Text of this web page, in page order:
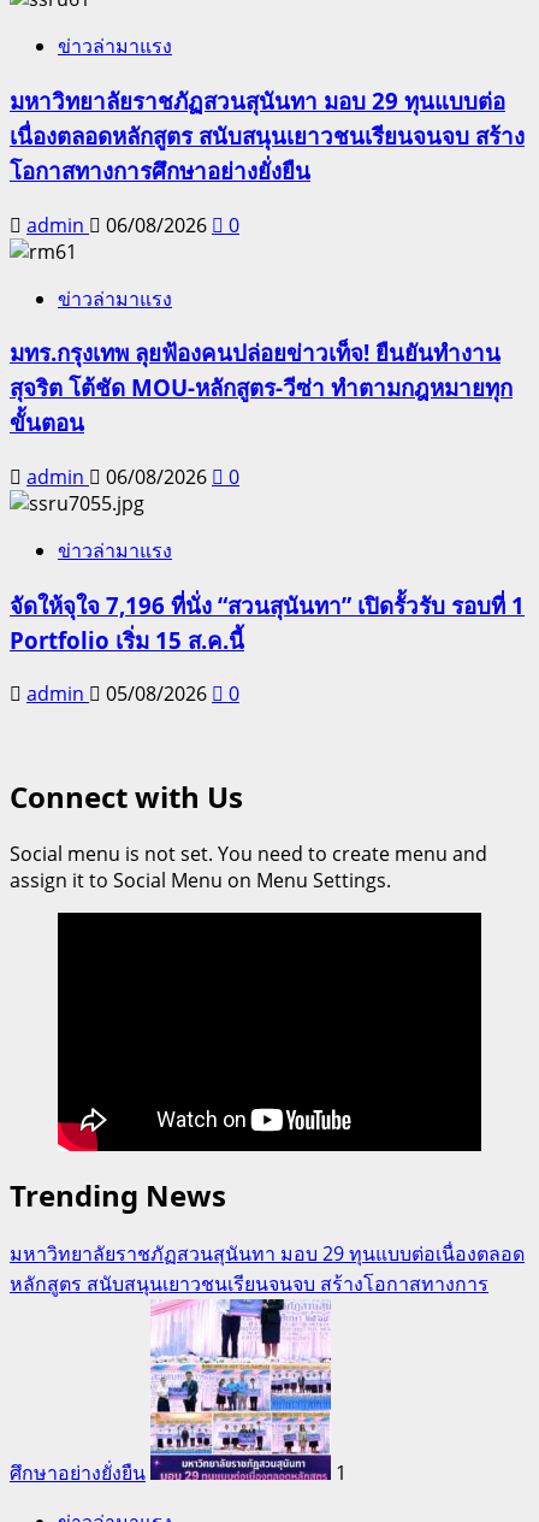
ข่าวล่ามาแรง
มหาวิทยาลัยราชภัฏสวนสุนันทา มอบ 29 ทุนแบบต่อ
เนื่องตลอดหลักสูตร สนับสนุนเยาวชนเรียนจนจบ สร้าง
โอกาสทางการศึกษาอย่างยั่งยืน
admin 06/08/2026 0
ข่าวล่ามาแรง
มทร.กรุงเทพ ลุยฟ้องคนปล่อยข่าวเท็จ! ยืนยันทำงาน
สุจริต โต้ชัด MOU-หลักสูตร-วีซ่า ทำตามกฎหมายทุก
ขั้นตอน
admin 06/08/2026 0
ข่าวล่ามาแรง
จัดให้จุใจ 7,196 ที่นั่ง “สวนสุนันทา” เปิดรั้วรับ รอบที่ 1
Portfolio เริ่ม 15 ส.ค.นี้
admin 05/08/2026 0
Connect with Us
Social menu is not set. You need to create menu and
assign it to Social Menu on Menu Settings.
Trending News
มหาวิทยาลัยราชภัฏสวนสุนันทา มอบ 29 ทุนแบบต่อเนื่องตลอด
หลักสูตร สนับสนุนเยาวชนเรียนจนจบ สร้างโอกาสทางการ
ศึกษาอย่างยั่งยืน
1